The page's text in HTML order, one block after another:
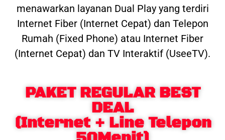
menawarkan layanan Dual Play yang terdiri
Internet Fiber (Internet Cepat) dan Telepon
Rumah (Fixed Phone) atau Internet Fiber
(Internet Cepat) dan TV Interaktif (UseeTV).
PAKET REGULAR BEST
DEAL
(Internet + Line Telepon